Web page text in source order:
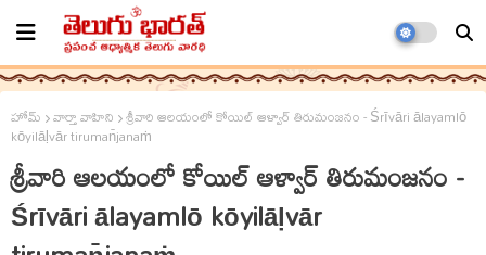
హోమ్ వార్తా వాహిని శ్రీవారి ఆలయంలో కోయిల్‌ ఆళ్వార్‌ తిరుమంజనం - Śrīvāri ālayamlō
kōyil‌āḷvār‌ tiruman̄janaṁ
శ్రీవారి ఆలయంలో కోయిల్‌ ఆళ్వార్‌ తిరుమంజనం -
Śrīvāri ālayamlō kōyil‌āḷvār‌